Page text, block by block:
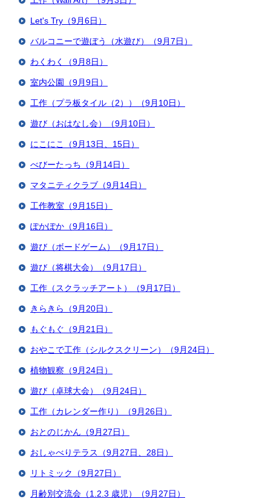
Let's Try（9月6日）
バルコニーで遊ぼう（水遊び）（9月7日）
わくわく（9月8日）
室内公園（9月9日）
工作（プラ板タイル（2））（9月10日）
遊び（おはなし会）（9月10日）
にこにこ（9月13日、15日）
べびーたっち（9月14日）
マタニティクラブ（9月14日）
工作教室（9月15日）
ぽかぽか（9月16日）
遊び（ボードゲーム）（9月17日）
遊び（将棋大会）（9月17日）
工作（スクラッチアート）（9月17日）
きらきら（9月20日）
もぐもぐ（9月21日）
おやこで工作（シルクスクリーン）（9月24日）
植物観察（9月24日）
遊び（卓球大会）（9月24日）
工作（カレンダー作り）（9月26日）
おとのじかん（9月27日）
おしゃべりテラス（9月27日、28日）
リトミック（9月27日）
月齢別交流会（1.2.3 歳児）（9月27日）